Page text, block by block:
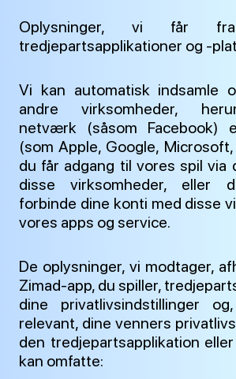
Oplysninger, vi får fra
tredjepartsapplikationer og -
Vi kan automatisk indsamle
andre virksomheder,
netværk (såsom Facebook)
(som Apple, Google,
du får adgang til vores spil via
disse virksomheder, eller
forbinde dine konti med disse
vores apps og service.
De oplysninger, vi modtager,
Zimad-app, du spiller,
dine privatlivsindstillinger
relevant, dine venners
den tredjepartsapplikation
kan omfatte: